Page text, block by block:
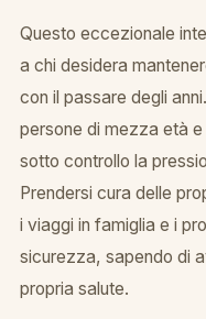
Questo eccezionale
a chi desidera
con il passare degli
persone di mezza età
sotto controllo la
Prendersi cura delle
i viaggi in famiglia e i
sicurezza, sapendo di
propria salute.